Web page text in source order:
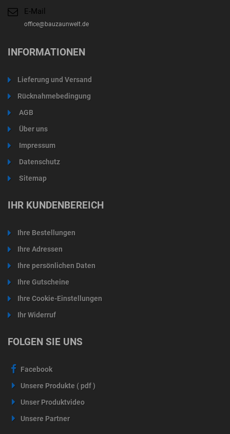
E-Mail
office@bauzaunwelt.de
INFORMATIONEN
Lieferung und Versand
Rücknahmebedingung
AGB
Über uns
Impressum
Datenschutz
Sitemap
IHR KUNDENBEREICH
Ihre Bestellungen
Ihre Adressen
Ihre persönlichen Daten
Ihre Gutscheine
Ihre Cookie-Einstellungen
Ihr Widerruf
FOLGEN SIE UNS
Facebook
Unsere Produkte ( pdf )
Unser Produktvideo
Unsere Partner